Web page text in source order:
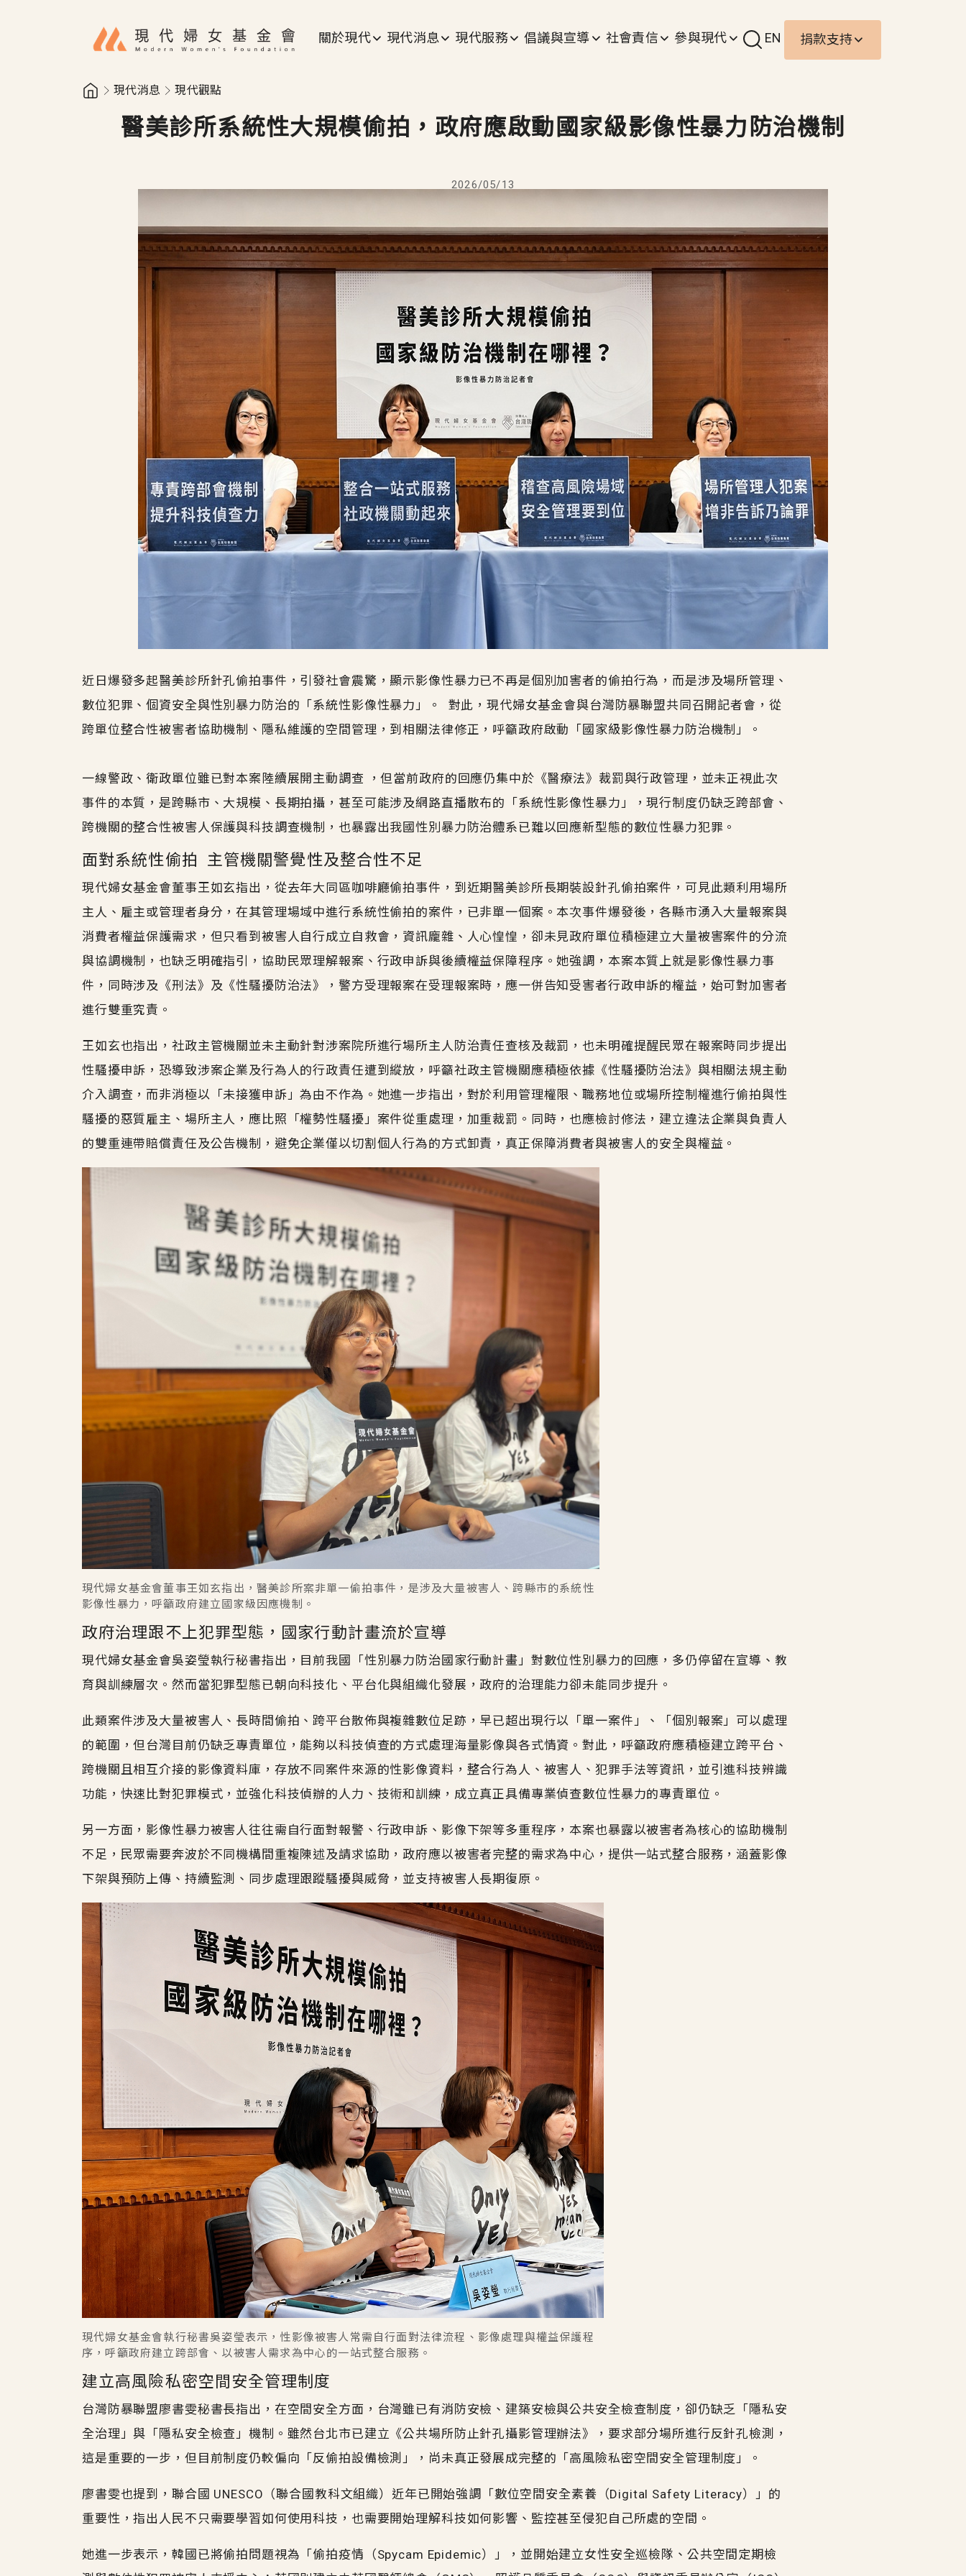
主選單
關於現代 現代消息 現代服務 倡議與宣導 社會責信 參與現代 EN 捐款支持
現代消息 現代觀點
醫美診所系統性大規模偷拍，政府應啟動國家級影像性暴力防治機制
2026/05/13
近日爆發多起醫美診所針孔偷拍事件，引發社會震驚，顯示影像性暴力已不再是個別加害者的偷拍行為，而是涉及場所管理、
數位犯罪、個資安全與性別暴力防治的「系統性影像性暴力」。 對此，現代婦女基金會與台灣防暴聯盟共同召開記者會，從
跨單位整合性被害者協助機制、隱私維護的空間管理，到相關法律修正，呼籲政府啟動「國家級影像性暴力防治機制」。
一線警政、衛政單位雖已對本案陸續展開主動調查 ，但當前政府的回應仍集中於《醫療法》裁罰與行政管理，並未正視此次
事件的本質，是跨縣市、大規模、長期拍攝，甚至可能涉及網路直播散布的「系統性影像性暴力」，現行制度仍缺乏跨部會、
跨機關的整合性被害人保護與科技調查機制，也暴露出我國性別暴力防治體系已難以回應新型態的數位性暴力犯罪。
面對系統性偷拍 主管機關警覺性及整合性不足
現代婦女基金會董事王如玄指出，從去年大同區咖啡廳偷拍事件，到近期醫美診所長期裝設針孔偷拍案件，可見此類利用場所
主人、雇主或管理者身分，在其管理場域中進行系統性偷拍的案件，已非單一個案。本次事件爆發後，各縣市湧入大量報案與
消費者權益保護需求，但只看到被害人自行成立自救會，資訊龐雜、人心惶惶，卻未見政府單位積極建立大量被害案件的分流
與協調機制，也缺乏明確指引，協助民眾理解報案、行政申訴與後續權益保障程序。她強調，本案本質上就是影像性暴力事
件，同時涉及《刑法》及《性騷擾防治法》，警方受理報案在受理報案時，應一併告知受害者行政申訴的權益，始可對加害者
進行雙重究責。
王如玄也指出，社政主管機關並未主動針對涉案院所進行場所主人防治責任查核及裁罰，也未明確提醒民眾在報案時同步提出
性騷擾申訴，恐導致涉案企業及行為人的行政責任遭到縱放，呼籲社政主管機關應積極依據《性騷擾防治法》與相關法規主動
介入調查，而非消極以「未接獲申訴」為由不作為。她進一步指出，對於利用管理權限、職務地位或場所控制權進行偷拍與性
騷擾的惡質雇主、場所主人，應比照「權勢性騷擾」案件從重處理，加重裁罰。同時，也應檢討修法，建立違法企業與負責人
的雙重連帶賠償責任及公告機制，避免企業僅以切割個人行為的方式卸責，真正保障消費者與被害人的安全與權益。
現代婦女基金會董事王如玄指出，醫美診所案非單一偷拍事件，是涉及大量被害人、跨縣市的系統性
影像性暴力，呼籲政府建立國家級因應機制。
政府治理跟不上犯罪型態，國家行動計畫流於宣導
現代婦女基金會吳姿瑩執行秘書指出，目前我國「性別暴力防治國家行動計畫」對數位性別暴力的回應，多仍停留在宣導、教
育與訓練層次。然而當犯罪型態已朝向科技化、平台化與組織化發展，政府的治理能力卻未能同步提升。
此類案件涉及大量被害人、長時間偷拍、跨平台散佈與複雜數位足跡，早已超出現行以「單一案件」、「個別報案」可以處理
的範圍，但台灣目前仍缺乏專責單位，能夠以科技偵查的方式處理海量影像與各式情資。對此，呼籲政府應積極建立跨平台、
跨機關且相互介接的影像資料庫，存放不同案件來源的性影像資料，整合行為人、被害人、犯罪手法等資訊，並引進科技辨識
功能，快速比對犯罪模式，並強化科技偵辦的人力、技術和訓練，成立真正具備專業偵查數位性暴力的專責單位。
另一方面，影像性暴力被害人往往需自行面對報警、行政申訴、影像下架等多重程序，本案也暴露以被害者為核心的協助機制
不足，民眾需要奔波於不同機構間重複陳述及請求協助，政府應以被害者完整的需求為中心，提供一站式整合服務，涵蓋影像
下架與預防上傳、持續監測、同步處理跟蹤騷擾與威脅，並支持被害人長期復原。
現代婦女基金會執行秘書吳姿瑩表示，性影像被害人常需自行面對法律流程、影像處理與權益保護程
序，呼籲政府建立跨部會、以被害人需求為中心的一站式整合服務。
建立高風險私密空間安全管理制度
台灣防暴聯盟廖書雯秘書長指出，在空間安全方面，台灣雖已有消防安檢、建築安檢與公共安全檢查制度，卻仍缺乏「隱私安
全治理」與「隱私安全檢查」機制。雖然台北市已建立《公共場所防止針孔攝影管理辦法》，要求部分場所進行反針孔檢測，
這是重要的一步，但目前制度仍較偏向「反偷拍設備檢測」，尚未真正發展成完整的「高風險私密空間安全管理制度」。
廖書雯也提到，聯合國 UNESCO（聯合國教科文組織）近年已開始強調「數位空間安全素養（Digital Safety Literacy）」的
重要性，指出人民不只需要學習如何使用科技，也需要開始理解科技如何影響、監控甚至侵犯自己所處的空間。
她進一步表示，韓國已將偷拍問題視為「偷拍疫情（Spycam Epidemic）」，並開始建立女性安全巡檢隊、公共空間定期檢